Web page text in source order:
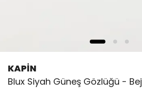
KAPİN
Blux Siyah Güneş Gözlüğü - Bej